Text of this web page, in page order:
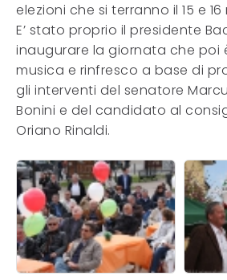
elezioni che si terranno il 15 e
E’ stato proprio il presidente
inaugurare la giornata che poi
musica e rinfresco a base di
gli interventi del senatore
Bonini e del candidato al
Oriano Rinaldi.